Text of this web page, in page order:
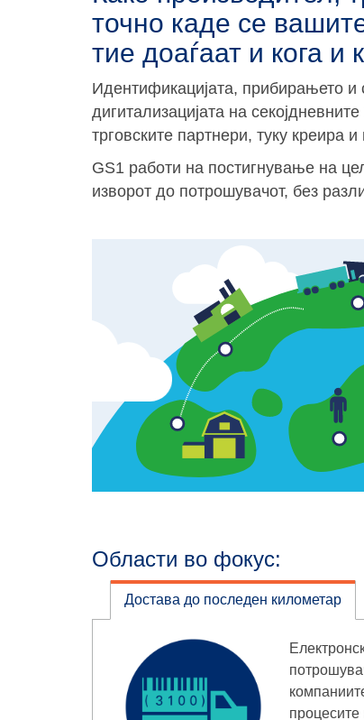
точно каде се
тие доаѓаат и кога и
Идентификацијата, прибирањето
дигитализацијата на
трговските партнери, туку креира
GS1 работи на постигнување на
изворот до потрошувачот, без
Области во фокус:
Достава до последен километар
процесите